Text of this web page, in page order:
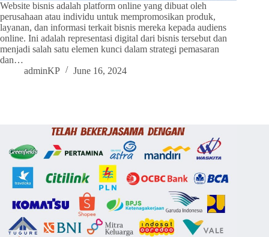
Website bisnis adalah platform online yang dibuat oleh
perusahaan atau individu untuk mempromosikan produk,
layanan, dan informasi terkait bisnis mereka kepada audiens
online. Ini adalah representasi digital dari bisnis tersebut dan
menjadi salah satu elemen kunci dalam strategi pemasaran
dan…
adminKP
June 16, 2024